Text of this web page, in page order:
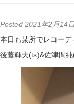
Contact
YouTube
Posted 2021年2月14
本日も某所でレコーデ
後藤輝夫(ts)&佐津間